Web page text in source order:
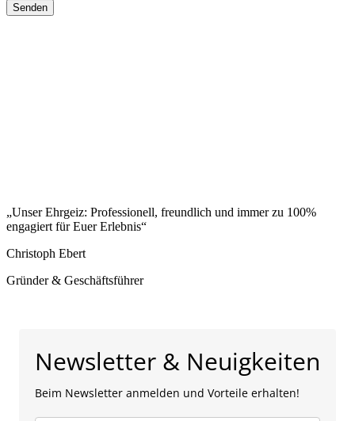
Senden
„Unser Ehrgeiz: Professionell, freundlich und immer zu 100%
engagiert für Euer Erlebnis“
Christoph Ebert
Gründer & Geschäftsführer
Newsletter & Neuigkeiten
Beim Newsletter anmelden und Vorteile erhalten!